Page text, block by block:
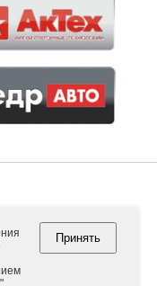
"ВНЕШПОСЫЛТОРГ".
Принять